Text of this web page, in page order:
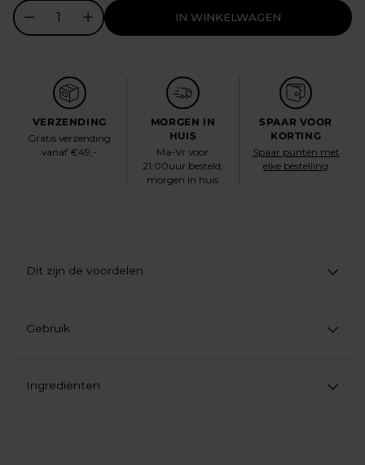
IN WINKELWAGEN
VERZENDING
Gratis verzending
vanaf €49,-
MORGEN IN
HUIS
Ma-Vr voor
21:00uur besteld,
morgen in huis
SPAAR VOOR
KORTING
Spaar punten met
elke bestelling
Dit zijn de voordelen
Gebruik
Ingrediënten